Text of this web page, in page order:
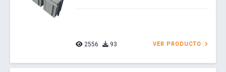
2556 93 VER PRODUCTO